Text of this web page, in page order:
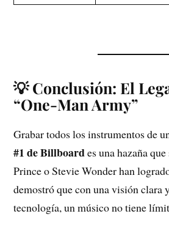
💡 Conclusión: El
“One-Man Army”
Grabar todos los instrumentos de
#1 de Billboardes una hazaña
Prince o Stevie Wonder han
demostró que con una visión clara
tecnología, un músico no tiene